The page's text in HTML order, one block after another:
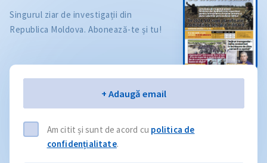
Singurul ziar de investigații din
Republica Moldova. Abonează-te și tu!
+ Adaugă email
Am citit și sunt de acord cu politica de
confidențialitate.